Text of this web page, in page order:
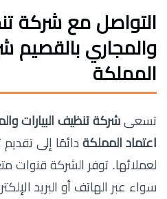
التواصل مع شركة
والمجاري بالقصيم
المملكة
تسعى شركة تنظيف البيارات
اعتماد المملكة دائمًا إلى
لعملائها. توفر الشركة قنوات
سواء عبر الهاتف أو البريد